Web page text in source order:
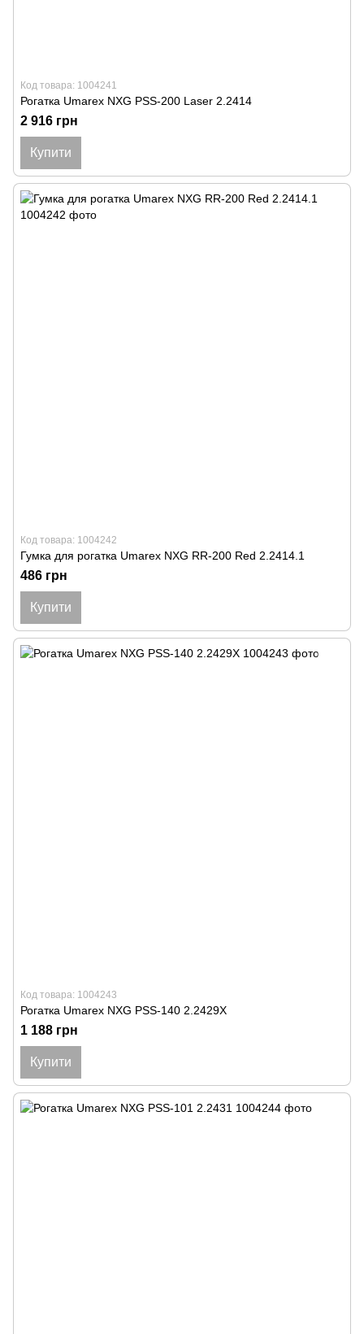
Код товара: 1004241
Рогатка Umarex NXG PSS-200 Laser 2.2414
2 916 грн
Купити
Код товара: 1004242
Гумка для рогатка Umarex NXG RR-200 Red 2.2414.1
486 грн
Купити
Код товара: 1004243
Рогатка Umarex NXG PSS-140 2.2429X
1 188 грн
Купити